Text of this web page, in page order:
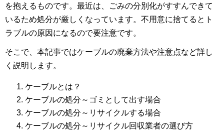
を抱えるものです。最近は、ごみの分別化がすすんできて
いるため処分が厳しくなっています。不用意に捨てるとト
ラブルの原因になるので要注意です。
そこで、本記事ではケーブルの廃棄方法や注意点など詳し
く説明します。
ケーブルとは？
ケーブルの処分～ゴミとして出す場合
ケーブルの処分～リサイクルする場合
ケーブルの処分～リサイクル回収業者の選び方